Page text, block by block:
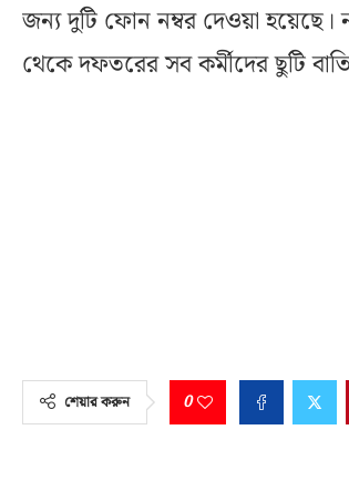
জন্য দুটি ফোন নম্বর দেওয়া
থেকে দফতরের সব কর্মীদের ছুটি
শেয়ার করুন 0